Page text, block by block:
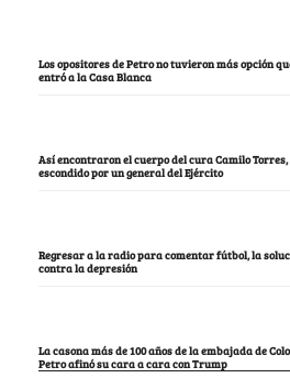
Los opositores de Petro no tuvieron más opción
entró a la Casa Blanca
Así encontraron el cuerpo del cura Camilo Torres,
escondido por un general del Ejército
Regresar a la radio para comentar fútbol, la
contra la depresión
La casona más de 100 años de la embajada de
Petro afinó su cara a cara con Trump